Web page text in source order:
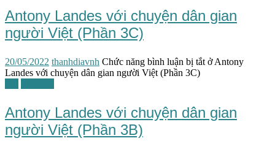
Antony Landes với chuyện dân gian
người Việt (Phần 3C)
20/05/2022 thanhdiavnh Chức năng bình luận bị tắt ở Antony
Landes với chuyện dân gian người Việt (Phần 3C)
Antony Landes với chuyện dân gian
người Việt (Phần 3B)